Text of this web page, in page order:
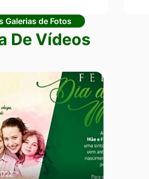
Galerias de Fotos
De Vídeos